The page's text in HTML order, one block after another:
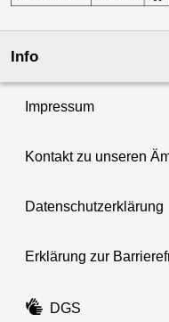
Info
Impressum
Kontakt zu unseren
Datenschutzerklärung
Erklärung zur
DGS